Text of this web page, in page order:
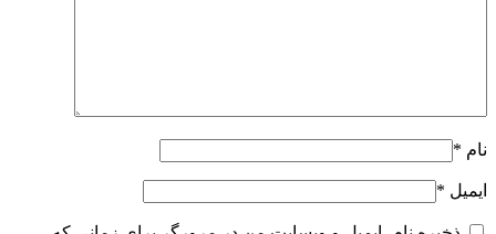
نام *
ایمیل *